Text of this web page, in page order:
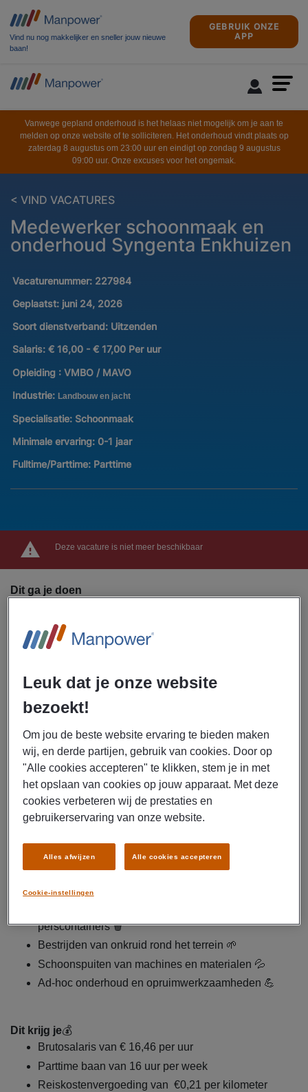
Vind nu nog makkelijker en sneller jouw nieuwe
baan!
GEBRUIK ONZE
APP
Vanwege gepland onderhoud is het helaas niet mogelijk om je aan te
melden op onze website of te solliciteren. Het onderhoud vindt plaats op
zaterdag 8 augustus om 23:00 uur en eindigt op zondag 9 augustus
09:00 uur. Onze excuses voor het ongemak.
< VIND VACATURES
Medewerker schoonmaak en
onderhoud Syngenta Enkhuizen
Vacaturenummer: 227984
Geplaatst: juni 24, 2026
Soort dienstverband: Uitzenden
Salaris: € 16,00 - € 17,00 Per uur
Opleiding : VMBO / MAVO
Industrie: Landbouw en jacht
Specialisatie: Schoonmaak
Minimale ervaring: 0-1 jaar
Fulltime/Parttime: Parttime
Deze vacature is niet meer beschikbaar
Dit ga je doen
🧼 Lekker fysiek bezig zijn in de buitenlucht? En ook nog €
16,46 per uur verdienen? Dan is dit de parttime baan voor
dagen per week op een vaste locatie in Enkhuizen. Ideaal
te combineren met je privéleven of een andere baan. Je
krijgt reiskostenvergoeding, pensioenopbouw en werkt
direct!
Uitzendbureau Manpower zoekt een medewerker
schoonmaak & onderhoud voor Syngenta in
Enkhuizen.
Jij zorgt ervoor dat het terrein en de kassen er altijd netjes
en verzorgd bij liggen. Je taken zijn onder andere:
papier, overig) ♻️
perscontainers 🗑
Bestrijden van onkruid rond het terrein 🌱
Schoonspuiten van machines en materialen 💦
Ad-hoc onderhoud en opruimwerkzaamheden 💪
Dit krijg je💰
Brutosalaris van € 16,46 per uur
Parttime baan van 16 uur per week
Reiskostenvergoeding van €0,21 per kilometer
Leuk dat je onze website
bezoekt!
Om jou de beste website ervaring te bieden maken
wij, en derde partijen, gebruik van cookies. Door op
"Alle cookies accepteren" te klikken, stem je in met
het opslaan van cookies op jouw apparaat. Met deze
cookies verbeteren wij de prestaties en
gebruikerservaring van onze website.
Cookie-instellingen
Alles afwijzen Alle cookies accepteren